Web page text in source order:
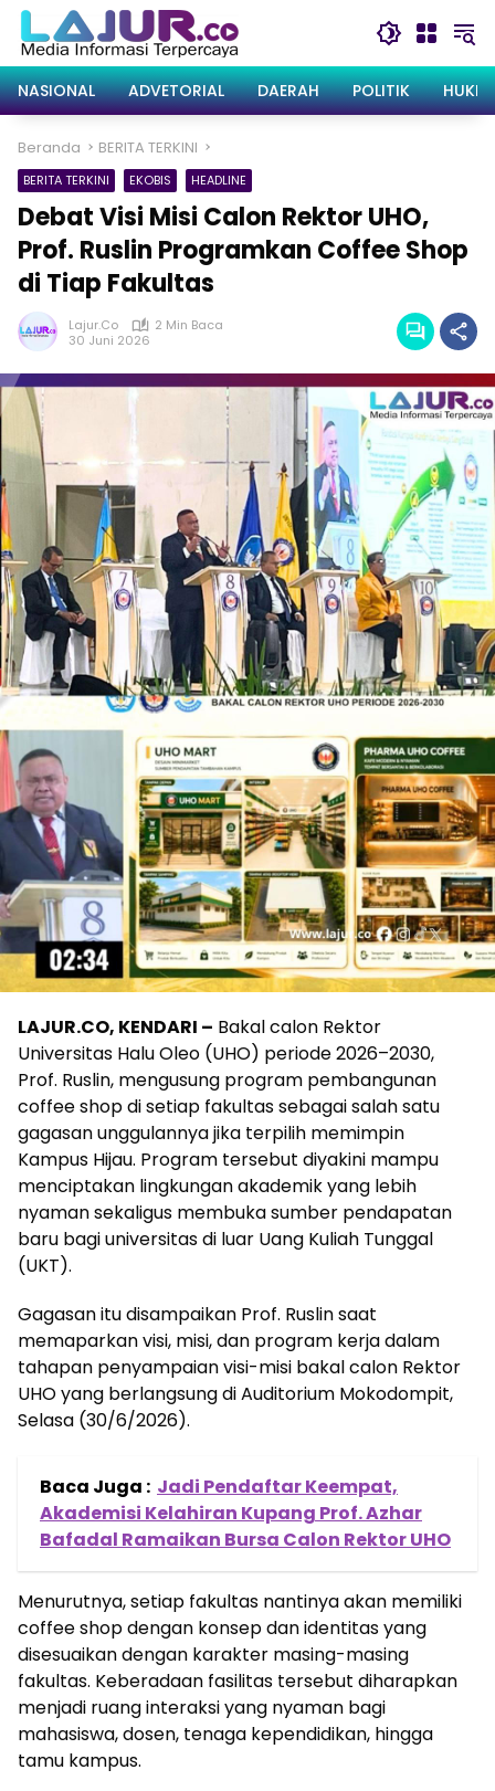
Langsung
konten
NASIONAL
ADVETORIAL DAERAH POLITIK
Beranda BERITA TERKINI
BERITA TERKINI EKOBIS HEADLINE
Debat Visi Misi Calon Rektor UHO,
Prof. Ruslin Programkan Coffee Shop
di Tiap Fakultas
Lajur.co
2 Min Baca
30 Juni 2026
LAJUR.CO, KENDARI – Bakal calon Rektor
Universitas Halu Oleo (UHO) periode 2026–2030,
Prof. Ruslin, mengusung program pembangunan
coffee shop di setiap fakultas sebagai salah satu
gagasan unggulannya jika terpilih memimpin
Kampus Hijau. Program tersebut diyakini mampu
menciptakan lingkungan akademik yang lebih
nyaman sekaligus membuka sumber pendapatan
baru bagi universitas di luar Uang Kuliah Tunggal
(UKT).
Gagasan itu disampaikan Prof. Ruslin saat
memaparkan visi, misi, dan program kerja dalam
tahapan penyampaian visi-misi bakal calon Rektor
UHO yang berlangsung di Auditorium Mokodompit,
Selasa (30/6/2026).
Baca Juga : Jadi Pendaftar Keempat,
Akademisi Kelahiran Kupang Prof. Azhar
Bafadal Ramaikan Bursa Calon Rektor UHO
Menurutnya, setiap fakultas nantinya akan memiliki
coffee shop dengan konsep dan identitas yang
disesuaikan dengan karakter masing-masing
fakultas. Keberadaan fasilitas tersebut diharapkan
menjadi ruang interaksi yang nyaman bagi
mahasiswa, dosen, tenaga kependidikan, hingga
tamu kampus.